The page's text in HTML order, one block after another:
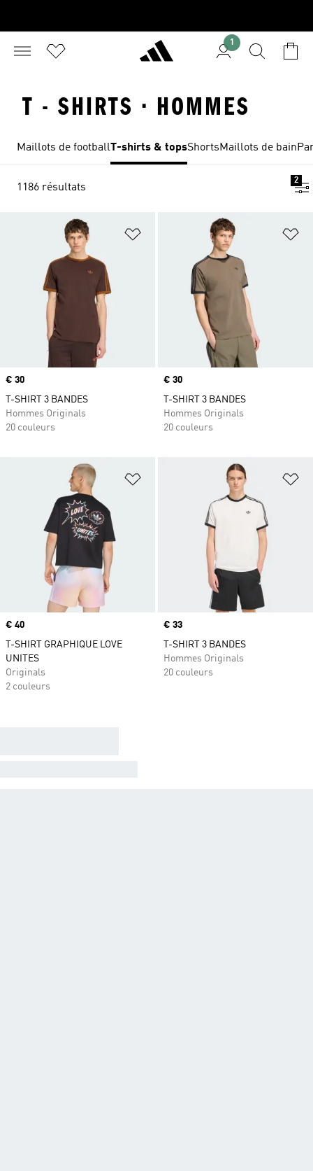
1
T - SHIRTS · HOMMES
Maillots de footballT-shirts & topsShortsMaillots de bain
1186 résultats
2
Ajouter à la Liste de produits
Prix
€ 30
T-SHIRT 3 BANDES
Hommes Originals
20 couleurs
Prix
€ 30
T-SHIRT 3 BANDES
Hommes Originals
20 couleurs
Ajouter à la Liste de produits
Prix
€ 40
T-SHIRT GRAPHIQUE LOVE
UNITES
Originals
2 couleurs
Prix
€ 33
T-SHIRT 3 BANDES
Hommes Originals
20 couleurs